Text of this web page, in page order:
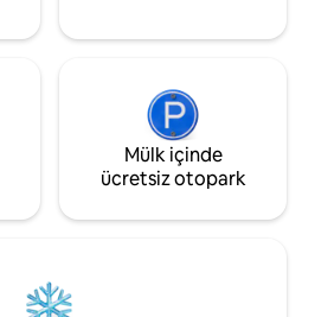
Mülk içinde
ücretsiz otopark